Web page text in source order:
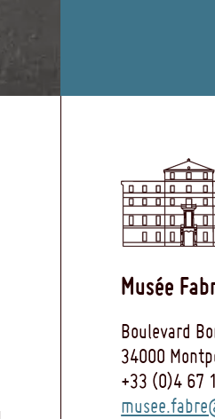
Musée
Boulevard
34000
+33 (0)4 67